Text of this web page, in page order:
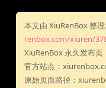
本文由 XiuRenBox 整
renbox.com/xiuren/
XiuRenBox 永久发布页
官方站点：
原始页面路径：